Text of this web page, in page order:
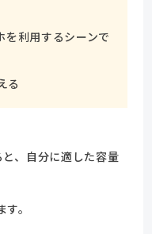
を利用するシーンで
る
、自分に適した容量
。